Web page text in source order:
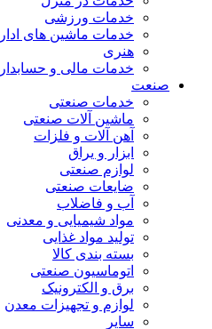
خدمات ورزشی
خدمات ماشین های اداری
هنری
خدمات مالی و حسابداری
صنعت
خدمات صنعتی
ماشین آلات صنعتی
آهن آلات و فلزات
ابزار و یراق
لوازم صنعتی
ضایعات صنعتی
آب و فاضلاب
مواد شیمیایی و معدنی
تولید مواد غذایی
بسته بندی کالا
اتوماسیون صنعتی
برق و الکترونیک
لوازم و تجهیزات معدن
سایر